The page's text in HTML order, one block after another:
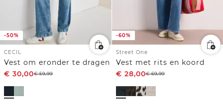
-50%
CECIL
Vest om eronder te dragen
€ 30,00€59,99
-60%
Street One
Vest met rits en koord
€ 28,00€69,99